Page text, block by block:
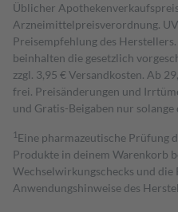
Üblicher
Arzneimittelpreisverordnung.
Preisempfehlung des
beinhalten die gesetzlich
zzgl. 3,95 € Versandkosten. Ab
frei. Preisänderungen und
und Gratis-Beigaben nur
1 Eine pharmazeutische Prüfung
Produkte in deinem Warenkorb
Wechselwirkungschecks und die
Anwendungshinweise des